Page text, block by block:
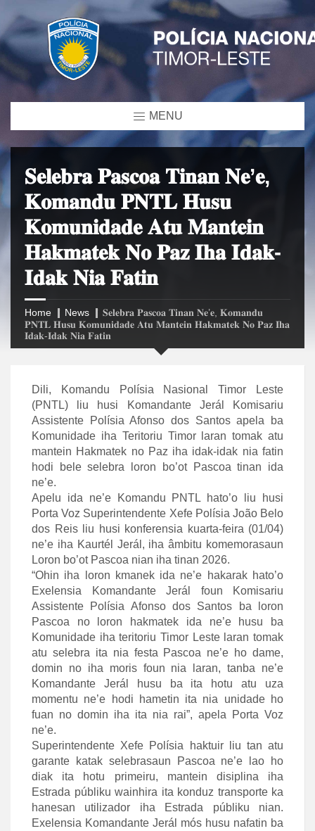
MENU
𝐒𝐞𝐥𝐞𝐛𝐫𝐚 𝐏𝐚𝐬𝐜𝐨𝐚 𝐓𝐢𝐧𝐚𝐧 𝐍𝐞’𝐞,
𝐊𝐨𝐦𝐚𝐧𝐝𝐮 𝐏𝐍𝐓𝐋 𝐇𝐮𝐬𝐮
𝐊𝐨𝐦𝐮𝐧𝐢𝐝𝐚𝐝𝐞 𝐀𝐭𝐮 𝐌𝐚𝐧𝐭𝐞𝐢𝐧
𝐇𝐚𝐤𝐦𝐚𝐭𝐞𝐤 𝐍𝐨 𝐏𝐚𝐳 𝐈𝐡𝐚 𝐈𝐝𝐚𝐤-
𝐈𝐝𝐚𝐤 𝐍𝐢𝐚 𝐅𝐚𝐭𝐢𝐧
Home News
𝐒𝐞𝐥𝐞𝐛𝐫𝐚 𝐏𝐚𝐬𝐜𝐨𝐚 𝐓𝐢𝐧𝐚𝐧 𝐍𝐞’𝐞, 𝐊𝐨𝐦𝐚𝐧𝐝𝐮
𝐏𝐍𝐓𝐋 𝐇𝐮𝐬𝐮 𝐊𝐨𝐦𝐮𝐧𝐢𝐝𝐚𝐝𝐞 𝐀𝐭𝐮 𝐌𝐚𝐧𝐭𝐞𝐢𝐧 𝐇𝐚𝐤𝐦𝐚𝐭𝐞𝐤 𝐍𝐨 𝐏𝐚𝐳 𝐈𝐡𝐚
𝐈𝐝𝐚𝐤-𝐈𝐝𝐚𝐤 𝐍𝐢𝐚 𝐅𝐚𝐭𝐢𝐧
Dili, Komandu Polísia Nasional Timor Leste
(PNTL) liu husi Komandante Jerál Komisariu
Assistente Polísia Afonso dos Santos apela ba
Komunidade iha Teritoriu Timor laran tomak atu
mantein Hakmatek no Paz iha idak-idak nia fatin
hodi bele selebra loron bo’ot Pascoa tinan ida
ne’e.
Apelu ida ne’e Komandu PNTL hato’o liu husi
Porta Voz Superintendente Xefe Polísia João Belo
dos Reis liu husi konferensia kuarta-feira (01/04)
ne’e iha Kaurtél Jerál, iha âmbitu komemorasaun
Loron bo’ot Pascoa nian iha tinan 2026.
“Ohin iha loron kmanek ida ne’e hakarak hato’o
Exelensia Komandante Jerál foun Komisariu
Assistente Polísia Afonso dos Santos ba loron
Pascoa no loron hakmatek ida ne’e husu ba
Komunidade iha teritoriu Timor Leste laran tomak
atu selebra ita nia festa Pascoa ne’e ho dame,
domin no iha moris foun nia laran, tanba ne’e
Komandante Jerál husu ba ita hotu atu uza
momentu ne’e hodi hametin ita nia unidade ho
fuan no domin iha ita nia rai”, apela Porta Voz
ne’e.
Superintendente Xefe Polísia haktuir liu tan atu
garante katak selebrasaun Pascoa ne’e lao ho
diak ita hotu primeiru, mantein disiplina iha
Estrada públiku wainhira ita konduz transporte ka
hanesan utilizador iha Estrada públiku nian.
Exelensia Komandante Jerál mós husu nafatin ba